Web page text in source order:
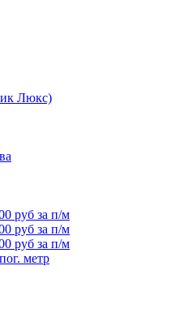
Люкс)
руб за п/м
руб за п/м
руб за п/м
метр